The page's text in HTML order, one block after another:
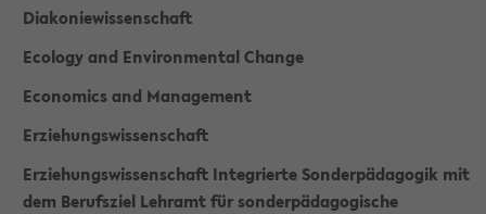
Diakoniewissenschaft
Ecology and Environmental Change
Economics and Management
Erziehungswissenschaft
Erziehungswissenschaft Integrierte Sonderpädagogik mit
dem Berufsziel Lehramt für sonderpädagogische